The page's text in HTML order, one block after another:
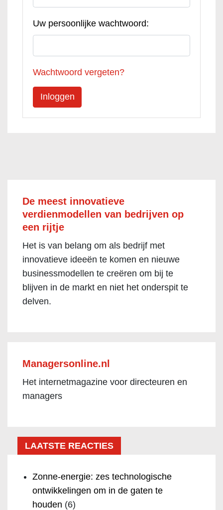
Uw persoonlijke wachtwoord:
Wachtwoord vergeten?
De meest innovatieve
verdienmodellen van bedrijven op
een rijtje
Het is van belang om als bedrijf met
innovatieve ideeën te komen en nieuwe
businessmodellen te creëren om bij te
blijven in de markt en niet het onderspit te
delven.
Managersonline.nl
Het internetmagazine voor directeuren en
managers
LAATSTE REACTIES
Zonne-energie: zes technologische
ontwikkelingen om in de gaten te
houden (6)